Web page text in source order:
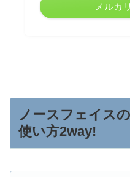
メルカ
ノースフェイス
使い方2way!